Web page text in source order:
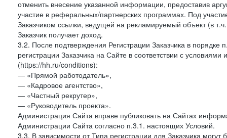
отменить внесение указанной информации, предоставив
участие в реферальных/партнерских программах. Под
Заказчиком ссылки, ведущей на рекламируемый объект (в
Заказчик получает доход.
3.2. После подтверждения Регистрации Заказчика в
регистрации Заказчика на Сайте в соответствии с
(https://hh.ru/conditions):
— «Прямой работодатель»,
— «Кадровое агентство»,
— «Частный рекрутер»,
— «Руководитель проекта».
Администрация Сайта вправе публиковать на Сайтах
Администрации Сайта согласно п.3.1. настоящих Условий.
3.3. В зависимости от Типа регистрации для Заказчика